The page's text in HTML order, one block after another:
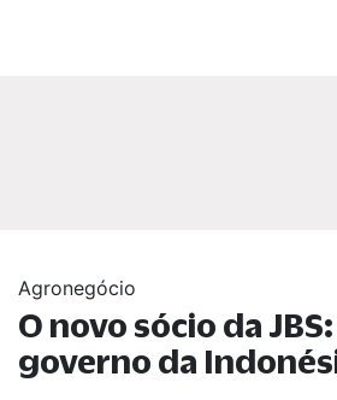
Agronegócio
O novo sócio da
governo da